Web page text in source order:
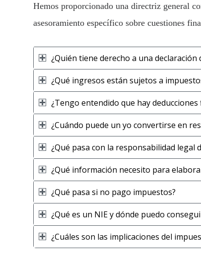
Hemos proporcionado una directriz general
asesoramiento específico sobre cuestiones
¿Quién tiene derecho a una declaración
¿Qué ingresos están sujetos a
¿Tengo entendido que hay deducciones
¿Cuándo puede un yo convertirse en
¿Qué pasa con la responsabilidad
¿Qué información necesito para
¿Qué pasa si no pago impuestos?
¿Qué es un NIE y dónde puedo
¿Cuáles son las implicaciones del